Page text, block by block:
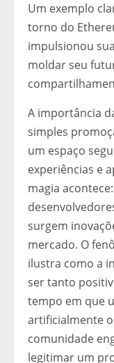
Um exemplo
torno do
impulsionou
moldar seu
A importância
simples
um espaço
experiências e
magia
surgem
mercado. O
ilustra como a
ser tanto
tempo em que
artificialmente
comunidade
legitimar um